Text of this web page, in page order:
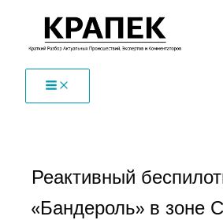
Перейти
содержимому
Реактивный
«Бандероль» в зоне